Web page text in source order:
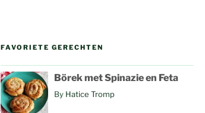
FAVORIETE GERECHTEN
Börek met Spinazie en Feta
By Hatice Tromp